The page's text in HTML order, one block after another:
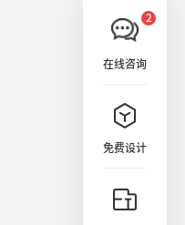
在线咨询
免费设计